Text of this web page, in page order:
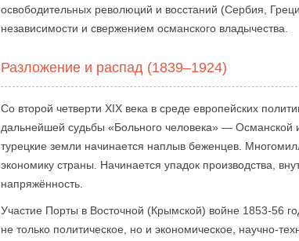
освободительных революций и восстаний (Сербия,
независимости и свержением османского владычества.
Разложение и распад (1839–1924)
Со второй четверти XIX века в среде европейских
дальнейшей судьбы «Больного человека» — Османской
турецкие земли начинается наплыв беженцев.
экономику страны. Начинается упадок производства,
напряжённость.
Участие Порты в Восточной (Крымской) войне 1853-56
не только политическое, но и экономическое, научно-